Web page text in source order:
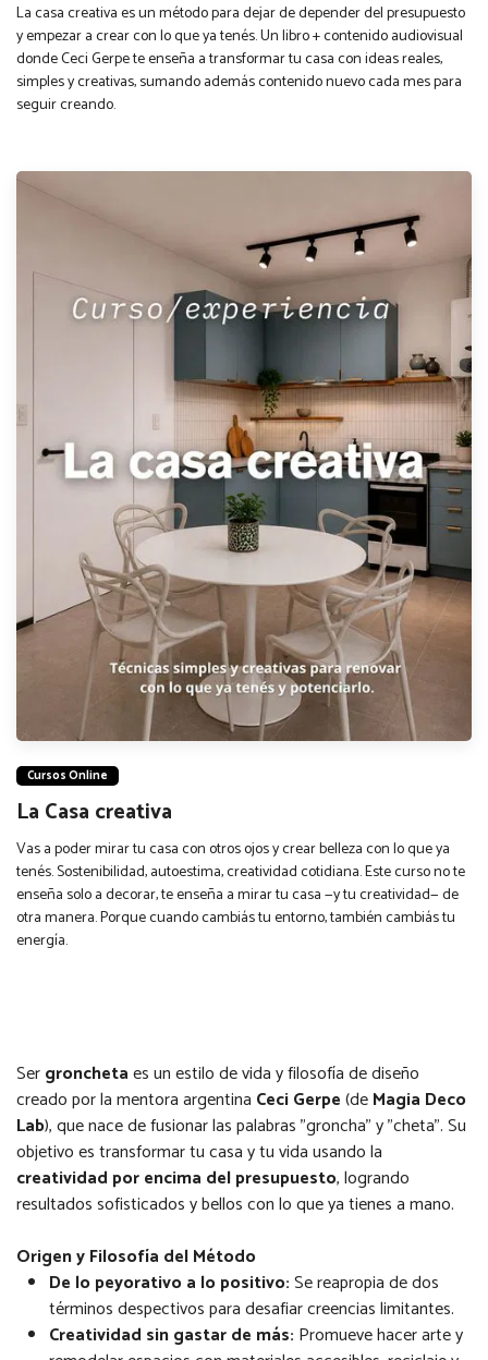
La casa creativa es un método para dejar de depender del presupuesto
y empezar a crear con lo que ya tenés. Un libro + contenido audiovisual
donde Ceci Gerpe te enseña a transformar tu casa con ideas reales,
simples y creativas, sumando además contenido nuevo cada mes para
seguir creando.
Cursos Online
La Casa creativa
Vas a poder mirar tu casa con otros ojos y crear belleza con lo que ya
tenés. Sostenibilidad, autoestima, creatividad cotidiana. Este curso no te
enseña solo a decorar, te enseña a mirar tu casa —y tu creatividad— de
otra manera. Porque cuando cambiás tu entorno, también cambiás tu
energía.
Sergronchetaes un estilo de vida y filosofía de diseño
creado por la mentora argentina Ceci Gerpe(deMagia Deco
Lab), que nace de fusionar las palabras "groncha" y "cheta". Su
objetivo es transformar tu casa y tu vida usando la
creatividad por encima del presupuesto, logrando
resultados sofisticados y bellos con lo que ya tienes a mano.
Origen y Filosofía del Método
De lo peyorativo a lo positivo:Se reapropia de dos
términos despectivos para desafiar creencias limitantes.
Creatividad sin gastar de más: Promueve hacer arte y